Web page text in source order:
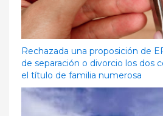
Rechazada una proposición de
de separación o divorcio los dos
el título de familia numerosa